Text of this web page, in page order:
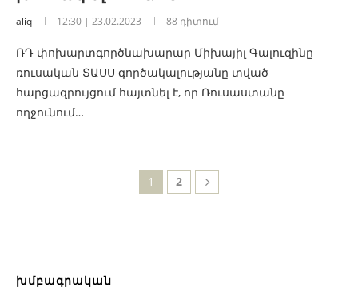
aliq 12:30 | 23.02.2023 88 դիտում
ՌԴ փոխարտգործնախարար Միխայիլ Գալուզինը
ռուսական ՏԱՍՍ գործակալությանը տված
հարցազրույցում հայտնել է, որ Ռուսաստանը
ողջունում…
1 2
խմբագրական